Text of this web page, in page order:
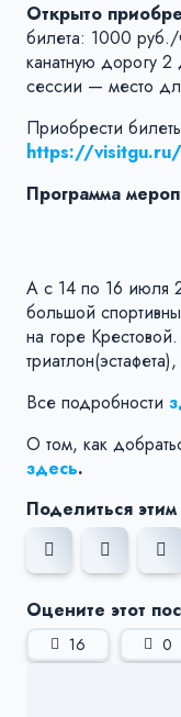
Открыто
билета: 1000
канатную дорогу
сессии — место
Приобрести
https://visitgu.ru/
Программа
А с 14 по 16 июля
большой
на горе
Все подробности
О том, как
здесь.
Поделиться этим
Оцените этот
16 0